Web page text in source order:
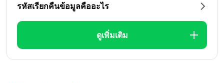
รหัสเรียกคืนข้อมูลคืออะไร
ดูเพิ่มเติม